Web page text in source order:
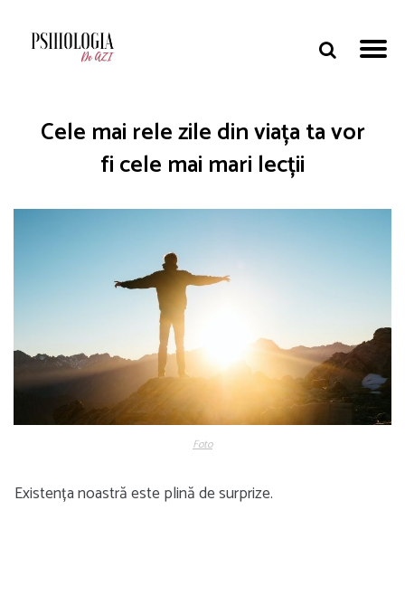
Cele mai rele zile din viața ta vor
fi cele mai mari lecții
Foto
Existența noastră este plină de surprize.